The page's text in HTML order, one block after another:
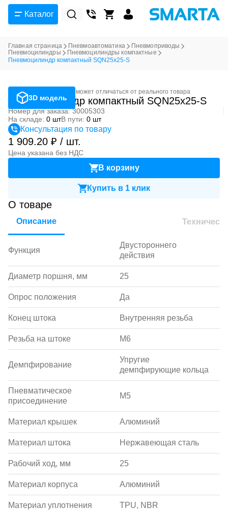
Каталог
Главная страница Пневмоавтоматика
Пневмоприводы
Пневмоцилиндры
Пневмоцилиндры компактные
Пневмоцилиндр компактный SQN25x25-S
3D модель
Фотография может отличаться от реального товара
Пневмоцилиндр компактный SQN25x25-S
Номер для заказа: 30005303
На складе: 0 штВ пути: 0 шт
Консультация по товару
1 909.20 ₽ / шт.
Цена указана без НДС
В корзину
Купить в 1 клик
О товаре
Описание
Функция
Двустороннего
действия
Диаметр поршня, мм 25
Опрос положения Да
Конец штока Внутренняя резьба
Резьба на штоке M6
Демпфирование
Упругие
демпфирующие кольца
Пневматическое
присоединение
M5
Материал крышек Алюминий
Материал штока Нержавеющая сталь
Рабочий ход, мм 25
Материал корпуса Алюминий
Материал уплотнения TPU, NBR